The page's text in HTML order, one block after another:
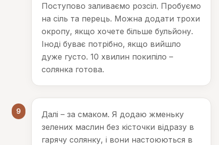
Поступово заливаємо розсіл. Пробуємо
на сіль та перець. Можна додати трохи
окропу, якщо хочете більше бульйону.
Іноді буває потрібно, якщо вийшло
дуже густо. 10 хвилин покипіло –
солянка готова.
9
Далі – за смаком. Я додаю жменьку
зелених маслин без кісточки відразу в
гарячу солянку, і вони настоюються в